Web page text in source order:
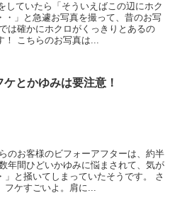
していたら「そういえばこの辺にホク
・」と急遽お写真を撮って、昔のお写
は確かにホクロがくっきりとあるの
！ こちらのお写真は...
ケとかゆみは要注意！
のお客様のビフォーアフターは、約半
年間ひどいかゆみに悩まされて、気が
と掻いてしまっていたそうです。 さ
ケすごいよ。肩に...